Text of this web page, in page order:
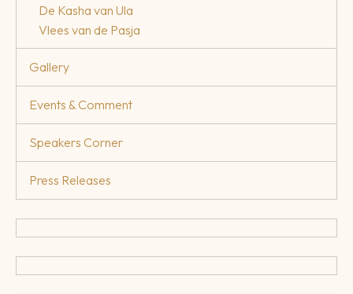
De Kasha van Ula
Vlees van de Pasja
Gallery
Events & Comment
Speakers Corner
Press Releases